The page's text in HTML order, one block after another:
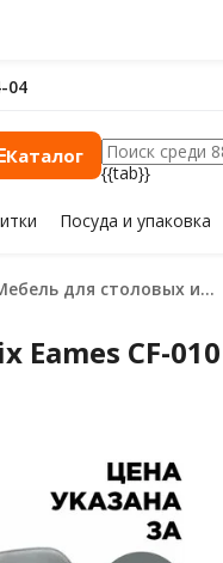
04
Каталог
{{tab}}
Посуда и упаковка
Мебель для столовых и кафе
Eames CF-